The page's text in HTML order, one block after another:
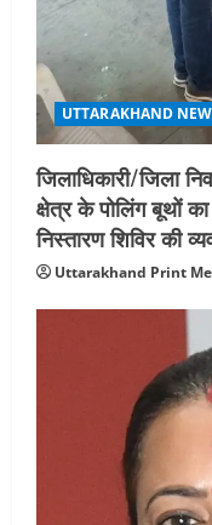
UTTARAKHAND
जिलाधिकारी/जिला
क्षेत्र के पोलिंग बूथों
निस्तारण शिविर की
Uttarakhand Print